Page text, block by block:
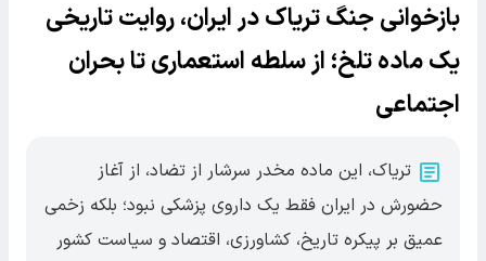
بازخوانی جنگ تریاک در ایران، روایت تاریخی
یک ماده تلخ؛ از سلطه استعماری تا بحران
اجتماعی
تریاک، این ماده مخدر سرشار از تضاد، از آغاز
حضورش در ایران فقط یک داروی پزشکی نبود؛ بلکه زخمی
عمیق بر پیکره تاریخ، کشاورزی، اقتصاد و سیاست کشور